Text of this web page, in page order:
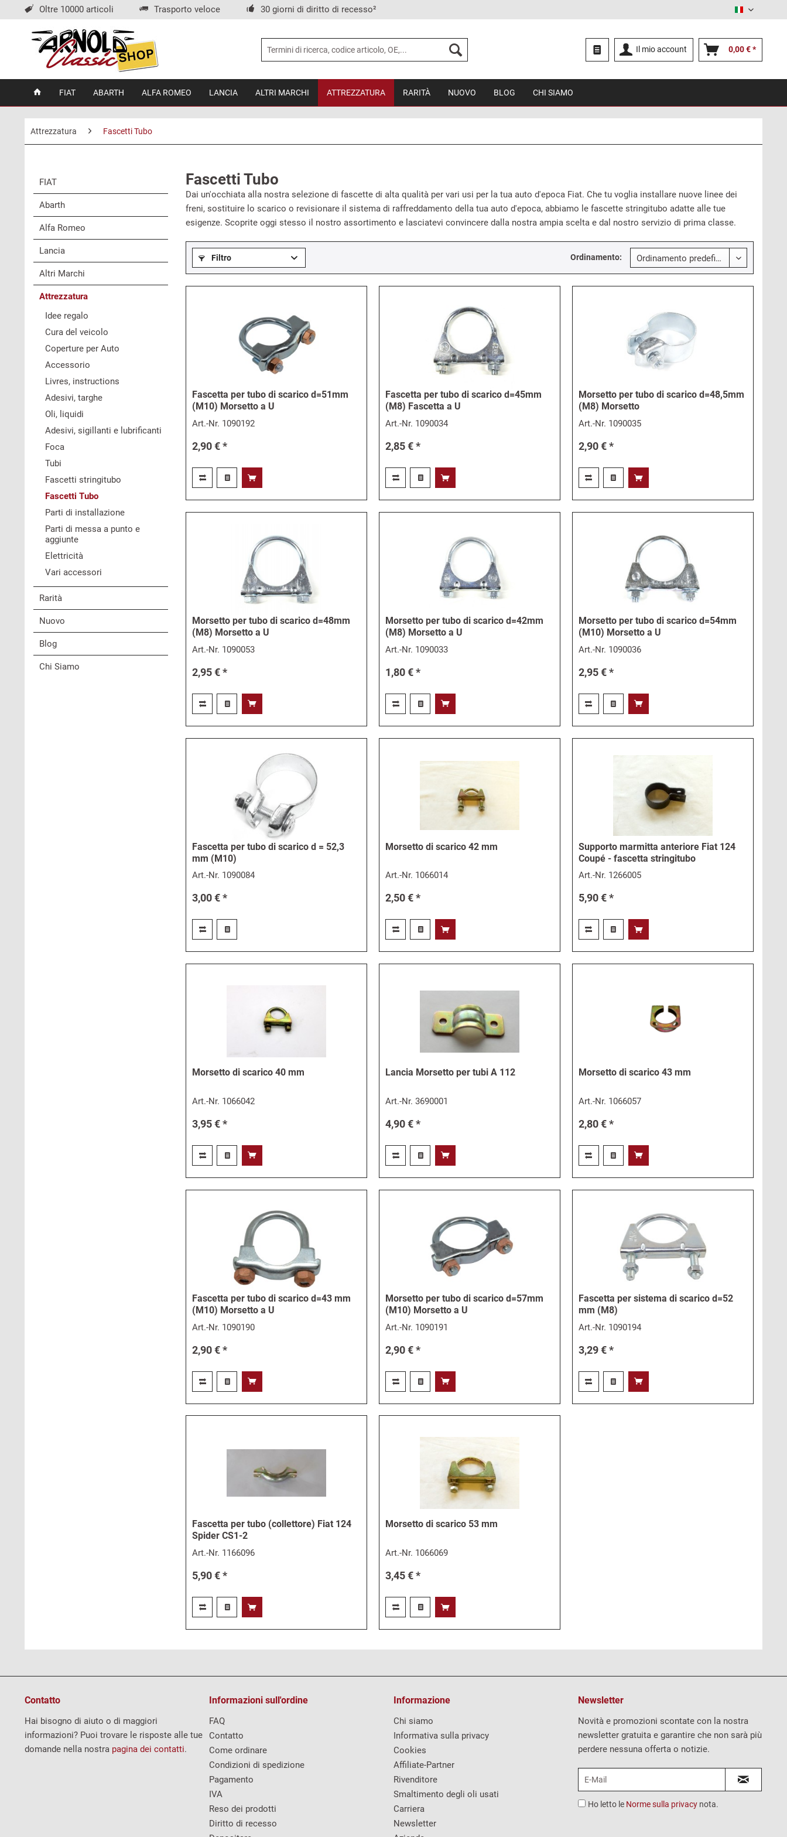
Oltre 10000 articoli Trasporto veloce 30 giorni di diritto di recesso² Italiano
Il mio account 0,00 € *
FIAT ABARTH ALFA ROMEO LANCIA ALTRI MARCHI ATTREZZATURA RARITÀ NUOVO BLOG CHI SIAMO
Attrezzatura Fascetti Tubo
FIAT
Abarth
Alfa Romeo
Lancia
Altri Marchi
Attrezzatura
Idee regalo
Cura del veicolo
Coperture per Auto
Accessorio
Livres, instructions
Adesivi, targhe
Oli, liquidi
Adesivi, sigillanti e lubrificanti
Foca
Tubi
Fascetti stringitubo
Fascetti Tubo
Parti di installazione
Parti di messa a punto e
aggiunte
Elettricità
Vari accessori
Rarità
Nuovo
Blog
Chi Siamo
Fascetti Tubo
Dai un'occhiata alla nostra selezione di fascette di alta qualità per vari usi per la tua auto d'epoca Fiat. Che tu voglia installare nuove linee dei
freni, sostituire lo scarico o revisionare il sistema di raffreddamento della tua auto d'epoca, abbiamo le fascette stringitubo adatte alle tue
esigenze. Scoprite oggi stesso il nostro assortimento e lasciatevi convincere dalla nostra ampia scelta e dal nostro servizio di prima classe.
Filtro Ordinamento:
Fascetta per tubo di scarico d=51mm
(M10) Morsetto a U
Art.-Nr. 1090192
2,90 € *
Fascetta per tubo di scarico d=45mm
(M8) Fascetta a U
Art.-Nr. 1090034
2,85 € *
Morsetto per tubo di scarico d=48,5mm
(M8) Morsetto
Art.-Nr. 1090035
2,90 € *
Morsetto per tubo di scarico d=48mm
(M8) Morsetto a U
Art.-Nr. 1090053
2,95 € *
Morsetto per tubo di scarico d=42mm
(M8) Morsetto a U
Art.-Nr. 1090033
1,80 € *
Morsetto per tubo di scarico d=54mm
(M10) Morsetto a U
Art.-Nr. 1090036
2,95 € *
Fascetta per tubo di scarico d = 52,3
mm (M10)
Art.-Nr. 1090084
3,00 € *
Morsetto di scarico 42 mm
Art.-Nr. 1066014
2,50 € *
Supporto marmitta anteriore Fiat 124
Coupé - fascetta stringitubo
Art.-Nr. 1266005
5,90 € *
Morsetto di scarico 40 mm
Art.-Nr. 1066042
3,95 € *
Lancia Morsetto per tubi A 112
Art.-Nr.3690001
4,90 € *
Morsetto di scarico 43 mm
Art.-Nr. 1066057
2,80 € *
Fascetta per tubo di scarico d=43 mm
(M10) Morsetto a U
Art.-Nr. 1090190
2,90 € *
Morsetto per tubo di scarico d=57mm
(M10) Morsetto a U
Art.-Nr. 1090191
2,90 € *
Fascetta per sistema di scarico d=52
mm (M8)
Art.-Nr. 1090194
3,29 € *
Fascetta per tubo (collettore) Fiat 124
Spider CS1-2
Art.-Nr. 1166096
5,90 € *
Morsetto di scarico 53 mm
Art.-Nr. 1066069
3,45 € *
Contatto
Hai bisogno di aiuto o di maggiori
informazioni? Puoi trovare le risposte alle tue
domande nella nostra pagina dei contatti.
Informazioni sull'ordine
FAQ
Contatto
Come ordinare
Condizioni di spedizione
Pagamento
IVA
Reso dei prodotti
Diritto di recesso
Informazione
Chi siamo
Informativa sulla privacy
Cookies
Affiliate-Partner
Rivenditore
Smaltimento degli oli usati
Carriera
Newsletter
Newsletter
Novità e promozioni scontate con la nostra
newsletter gratuita e garantire che non sarà più
perdere nessuna offerta o notizie.
Ho letto le Norme sulla privacy nota.